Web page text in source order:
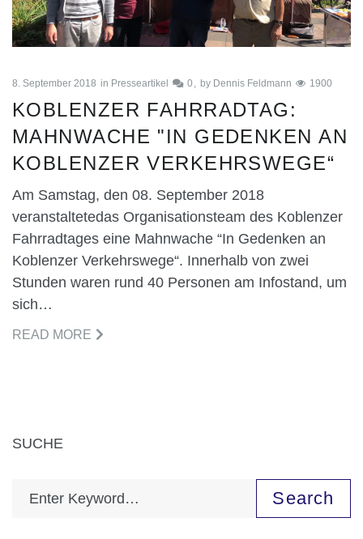
8. September 2018 in Presseartikel 0 by Dennis Feldmann 1900
KOBLENZER FAHRRADTAG:
MAHNWACHE "IN GEDENKEN AN
KOBLENZER VERKEHRSWEGE“
Am Samstag, den 08. September 2018
veranstaltetedas Organisationsteam des Koblenzer
Fahrradtages eine Mahnwache “In Gedenken an
Koblenzer Verkehrswege“. Innerhalb von zwei
Stunden waren rund 40 Personen am Infostand, um
sich…
READ MORE
SUCHE
Search